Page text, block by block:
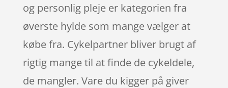
og personlig pleje er kategorien fra
øverste hylde som mange vælger at
købe fra. Cykelpartner bliver brugt af
rigtig mange til at finde de cykeldele,
de mangler. Vare du kigger på giver